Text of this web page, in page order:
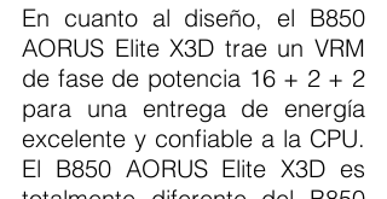
En cuanto al diseño, el B850
AORUS Elite X3D trae un VRM
de fase de potencia 16 + 2 + 2
para una entrega de energía
excelente y confiable a la CPU.
El B850 AORUS Elite X3D es